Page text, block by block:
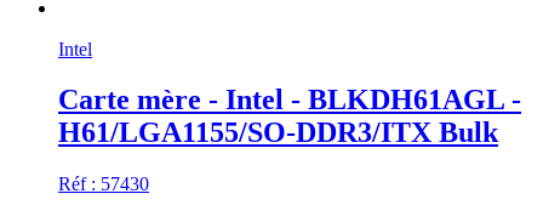
Intel
Carte mère - Intel - BLKDH61AGL -
H61/LGA1155/SO-DDR3/ITX Bulk
Réf : 57430